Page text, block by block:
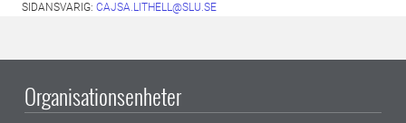
SIDANSVARIG: CAJSA.LITHELL@SLU.SE
Organisationsenheter